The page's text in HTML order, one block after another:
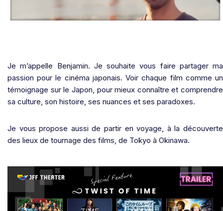
Je m’appelle Benjamin. Je souhaite vous faire partager ma
passion pour le cinéma japonais. Voir chaque film comme un
témoignage sur le Japon, pour mieux connaître et comprendre
sa culture, son histoire, ses nuances et ses paradoxes.
Je vous propose aussi de partir en voyage, à la découverte
des lieux de tournage des films, de Tokyo à Okinawa.